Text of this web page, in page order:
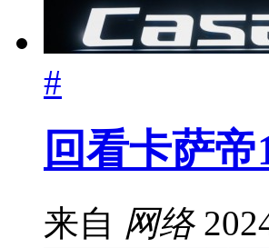
#
回看卡萨
来自 网络